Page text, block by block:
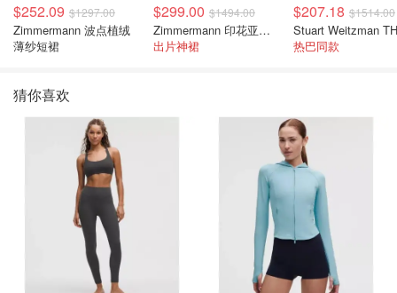
$252.09 $1297.00
Zimmermann 波点植绒
薄纱短裙
$299.00 $1494.00
Zimmermann 印花亚麻露背中长连衣裙
出片神裙
$207.18 $1514.00
热巴同款
猜你喜欢